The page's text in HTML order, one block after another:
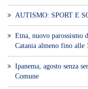
AUTISMO: SPORT E
Etna, nuovo parossismo
Catania almeno fino
Ipanema, agosto senza
Comune